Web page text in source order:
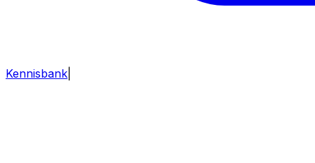
Kennisbank